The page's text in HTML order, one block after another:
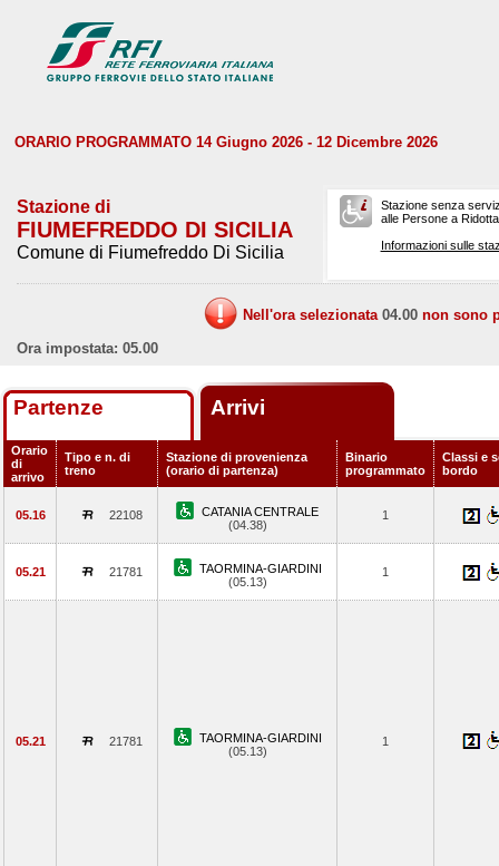
ORARIO PROGRAMMATO 14 Giugno 2026 - 12 Dicembre 2026
Stazione di
FIUMEFREDDO DI SICILIA
Comune di Fiumefreddo Di Sicilia
Stazione senza
alle Persone a
Informazioni sulle
Nell'ora selezionata 04.00 non sono
Ora impostata: 05.00
Partenze Arrivi
Orario
di
arrivo
Tipo e n. di
treno
Stazione di provenienza
(orario di partenza)
Binario
programmato
Classi e
bordo
05.16 22108
CATANIA CENTRALE
(04.38)
1
05.21 21781
TAORMINA-GIARDINI
(05.13)
1
05.21 21781
TAORMINA-GIARDINI
(05.13)
1